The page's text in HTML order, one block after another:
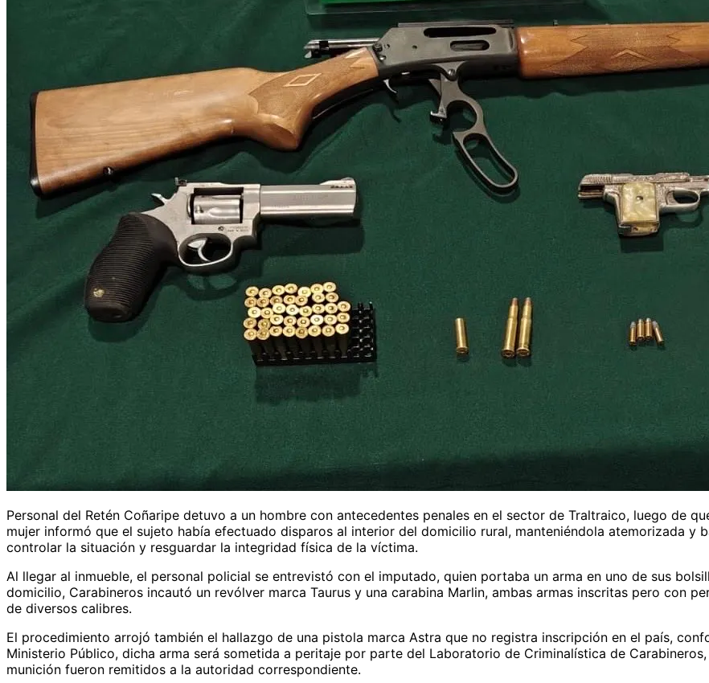
Personal del Retén Coñaripe detuvo a un hombre con antecedentes penales en el sector de Traltraico, luego de
mujer informó que el sujeto había efectuado disparos al interior del domicilio rural, manteniéndola atemorizada y
controlar la situación y resguardar la integridad física de la víctima.
Al llegar al inmueble, el personal policial se entrevistó con el imputado, quien portaba un arma en uno de sus
domicilio, Carabineros incautó un revólver marca Taurus y una carabina Marlin, ambas armas inscritas pero con
de diversos calibres.
El procedimiento arrojó también el hallazgo de una pistola marca Astra que no registra inscripción en el país,
Ministerio Público, dicha arma será sometida a peritaje por parte del Laboratorio de Criminalística de
munición fueron remitidos a la autoridad correspondiente.